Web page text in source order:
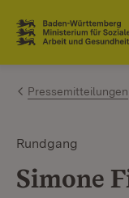
Zum Inhalt
Link zur
Pressemitteilungen
Rundgang
Simone